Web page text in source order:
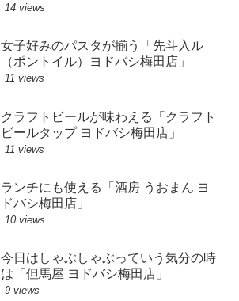
14 views
女子好みのパスタが揃う「先斗入ル
（ポントイル）ヨドバシ梅田店」
11 views
クラフトビールが味わえる「クラフト
ビールタップ ヨドバシ梅田店」
11 views
ランチにも使える「酒房 うおまん ヨ
ドバシ梅田店」
10 views
今日はしゃぶしゃぶっていう気分の時
は「但馬屋 ヨドバシ梅田店」
9 views